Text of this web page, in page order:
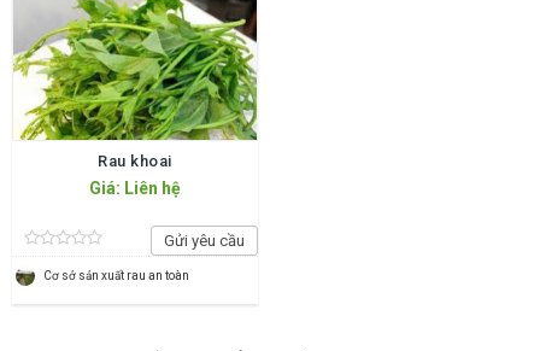
Rau khoai
Giá: Liên hệ
Gửi yêu cầu
Cơ sở sản xuất rau an toàn